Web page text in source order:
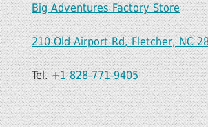
Big Adventures Factory Store
210 Old Airport Rd, Fletcher, NC
Tel.+1 828-771-9405